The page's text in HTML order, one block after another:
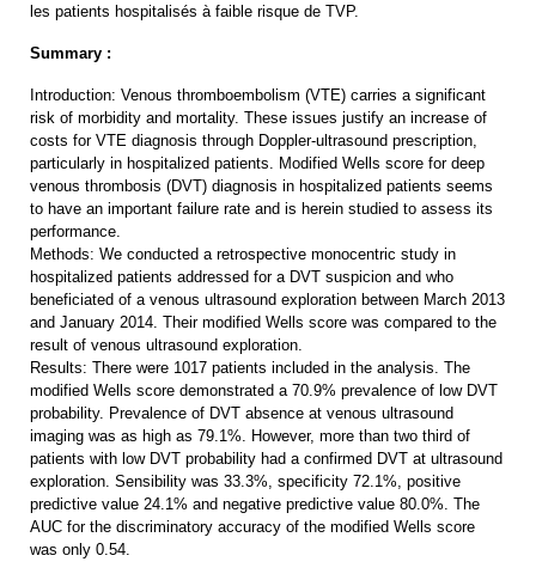
les patients hospitalisés à faible risque de TVP.
Summary :
Introduction: Venous thromboembolism (VTE) carries a significant
risk of morbidity and mortality. These issues justify an increase of
costs for VTE diagnosis through Doppler-ultrasound prescription,
particularly in hospitalized patients. Modified Wells score for deep
venous thrombosis (DVT) diagnosis in hospitalized patients seems
to have an important failure rate and is herein studied to assess its
performance.
Methods: We conducted a retrospective monocentric study in
hospitalized patients addressed for a DVT suspicion and who
beneficiated of a venous ultrasound exploration between March 2013
and January 2014. Their modified Wells score was compared to the
result of venous ultrasound exploration.
Results: There were 1017 patients included in the analysis. The
modified Wells score demonstrated a 70.9% prevalence of low DVT
probability. Prevalence of DVT absence at venous ultrasound
imaging was as high as 79.1%. However, more than two third of
patients with low DVT probability had a confirmed DVT at ultrasound
exploration. Sensibility was 33.3%, specificity 72.1%, positive
predictive value 24.1% and negative predictive value 80.0%. The
AUC for the discriminatory accuracy of the modified Wells score
was only 0.54.